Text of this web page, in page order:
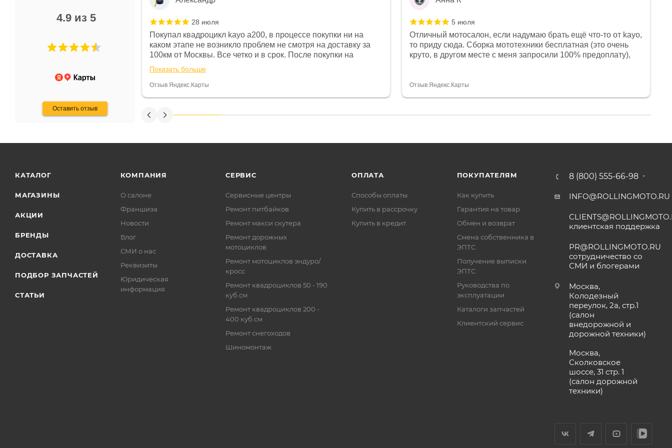
4.9 из 5
Оставить отзыв
Не понравились условия
и дают только на год)
28 июля
Покупал квадроцикл kayo a200, в процессе покупки ни на
каком этапе не возникло проблем не смотря на доставку за
100км от Москвы. Все четко и в срок. После покупки на
спидометре всегда был 0, при этом представители магазина
постоянно были на связи и в итоге проблема была решена.
Считаю, что это говорит о небезразличии к клиенту после
Показать больше
Отзыв Яндекс.Карты
5 июля
Отличный мотосалон, если надумаю брать ещё что-то от kayo,
то приду сюда. Сборка мототехники бесплатная (это очень
круто, в другом месте с меня запросили 100% предоплату),
спасибо отдельное, всегда на связи, очень детально всё
Отзыв Яндекс.Карты
КАТАЛОГ
МАГАЗИНЫ
АКЦИИ
БРЕНДЫ
ДОСТАВКА
ПОДБОР ЗАПЧАСТЕЙ
СТАТЬИ
КОМПАНИЯ
О салоне
Франшиза
Новости
Блог
СМИ о нас
Реквизиты
Юридическая
информация
СЕРВИС
Сервисные центры
Ремонт питбайков
Ремонт макси скутера
Ремонт дорожных
мотоциклов
Ремонт мотоциклов эндуро/
кросс
Ремонт квадроциклов 50 - 190
куб.см
Ремонт квадроциклов 200 -
400 куб.см
Ремонт снегоходов
Шиномонтаж
ОПЛАТА
Способы оплаты
Купить в рассрочку
Купить в кредит
ПОКУПАТЕЛЯМ
Как купить
Гарантия на товар
Обмен и возврат
Смена собственника в
ЭПТС
Получение выписки
ЭПТС
Руководства по
эксплуатации
Каталоги запчастей
Клиентский сервис
8 (800) 555-66-98
INFO@ROLLINGMOTO.RU
клиентская поддержка
PR@ROLLINGMOTO.RU
сотрудничество со
СМИ и блогерами
Москва,
Колодезный
переулок, 2а, стр.1
(салон
внедорожной и
дорожной техники)
Москва,
Сколковское
шоссе, 31 стр. 1
(салон дорожной
техники)